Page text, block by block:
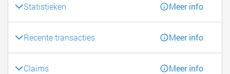
Statistieken Meer info
Recente transacties Meer info
Claims Meer info